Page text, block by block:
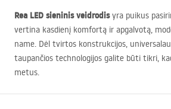
Rea LED sieninis veidrodisyra puikus
vertina kasdienį komfortą ir apgalvotą,
name. Dėl tvirtos konstrukcijos,
taupančios technologijos galite būti tikri,
metus.